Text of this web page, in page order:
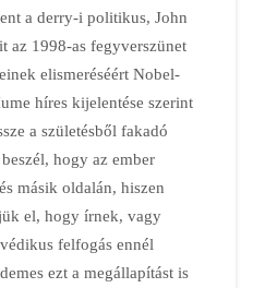
a derry-i politikus, John
az 1998-as fegyverszünet
elismeréséért Nobel-
híres kijelentése szerint
a születésből fakadó
hogy az ember
másik oldalán, hiszen
el, hogy írnek, vagy
felfogás ennél
ezt a megállapítást is